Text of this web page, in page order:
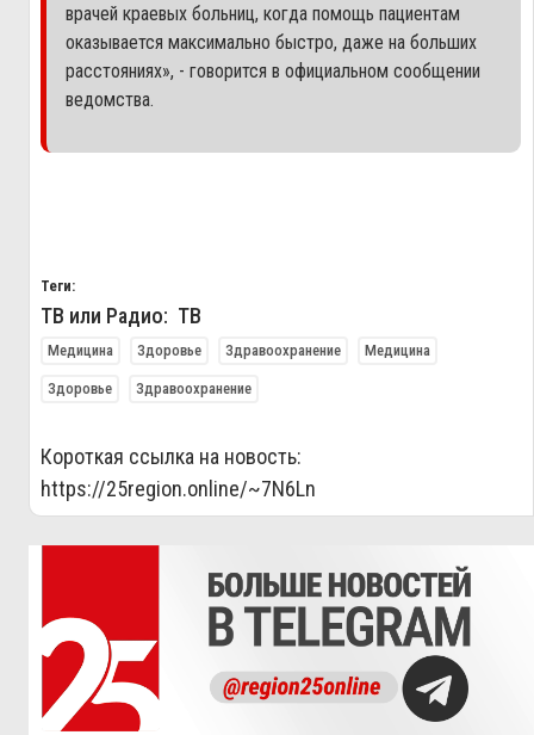
врачей краевых больниц, когда помощь пациентам
оказывается максимально быстро, даже на больших
расстояниях», - говорится в официальном сообщении
ведомства.
Теги:
ТВ или Радио: ТВ
Медицина Здоровье Здравоохранение Медицина
Здоровье Здравоохранение
Короткая ссылка на новость:
https://25region.online/~7N6Ln